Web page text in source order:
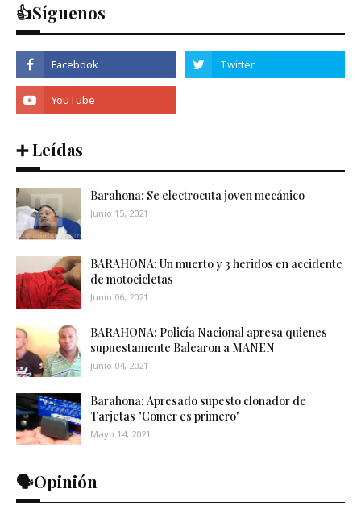
👍Síguenos
➕ Leídas
Barahona: Se electrocuta joven mecánico
Junio 15, 2021
BARAHONA: Un muerto y 3 heridos en accidente
de motocicletas
Junio 06, 2021
BARAHONA: Policía Nacional apresa quienes
supuestamente Balearon a MANEN
Junio 04, 2021
Barahona: Apresado supesto clonador de
Tarjetas "Comer es primero"
Mayo 14, 2021
🗣️Opinión